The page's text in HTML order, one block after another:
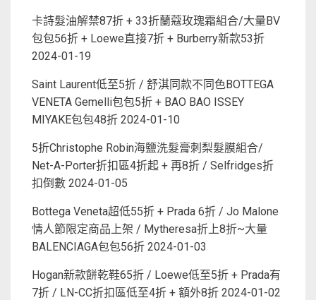
卡詩髮油解禁87折 + 33折蘭蔻玫瑰霜組合/大量BV
包包56折 + Loewe直接7折 + Burberry新款53折
2024-01-19
Saint Laurent低至5折 / 舒淇同款不同色BOTTEGA
VENETA Gemelli包包5折 + BAO BAO ISSEY
MIYAKE包包48折 2024-01-10
5折Christophe Robin海鹽洗髮膏刺梨髮膜組合/
Net-A-Porter折扣區4折起 + 再8折 / Selfridges折
扣倒數 2024-01-05
Bottega Veneta超低55折 + Prada 6折 / Jo Malone
情人節限定商品上架 / Mytheresa折上8折~大量
BALENCIAGA包包56折 2024-01-03
Hogan新款餅乾鞋65折 / Loewe低至5折 + Prada有
7折 / LN-CC折扣區低至4折 + 額外8折 2024-01-02